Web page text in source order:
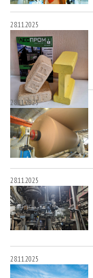
28.11.2025
28.11.2025
28.11.2025
28.11.2025